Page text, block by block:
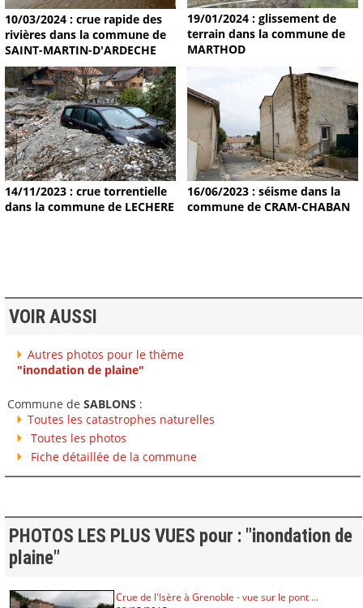
10/03/2024 : crue rapide des
rivières dans la commune de
SAINT-MARTIN-D'ARDECHE
19/01/2024 : glissement de
terrain dans la commune de
MARTHOD
14/11/2023 : crue torrentielle
dans la commune de LECHERE
16/06/2023 : séisme dans la
commune de CRAM-CHABAN
VOIR AUSSI
Autres photos pour le thème
"inondation de plaine"
Commune de SABLONS :
Toutes les catastrophes naturelles
Toutes les photos
Fiche détaillée de la commune
PHOTOS LES PLUS VUES pour : "inondation de
plaine"
Crue de l'Isère à Grenoble - vue sur le pont ...